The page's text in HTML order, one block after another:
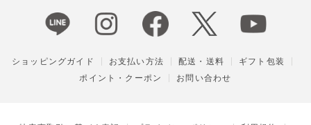
ショッピングガイド お支払い方法 配送・送料
ギフト包装
ポイント・クーポン
お問い合わせ